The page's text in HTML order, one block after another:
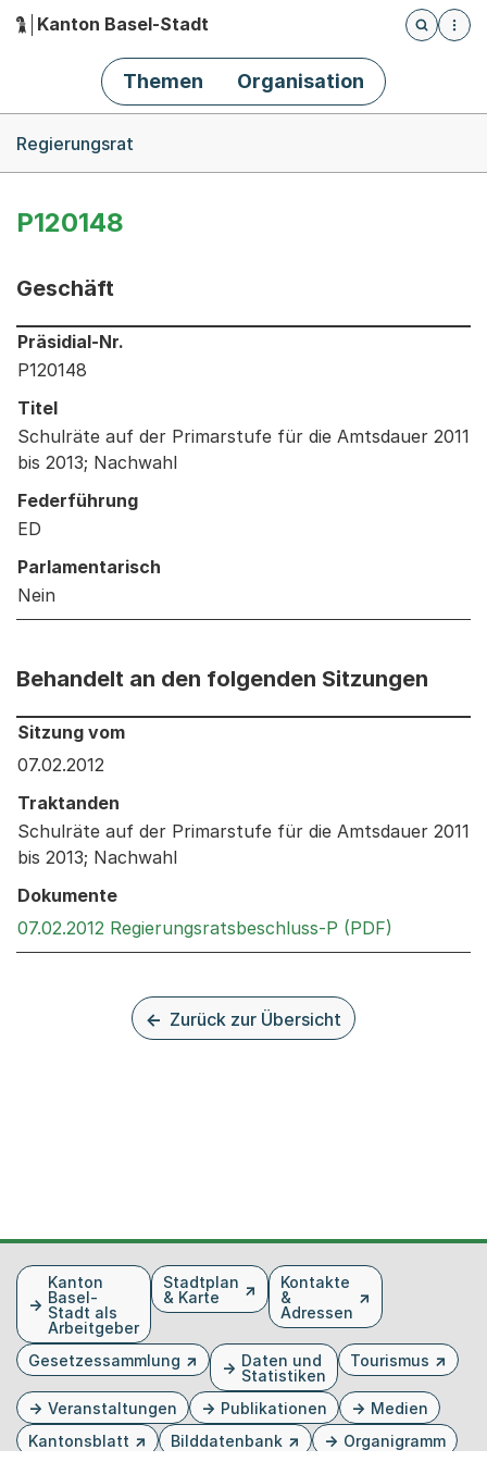
Hauptnavigation
Kanton Basel-Stadt
Öffnet
Themen Organisation
Regierungsrat
P120148
Geschäft
Informationen zum Ausgewählten Geschäft
Präsidial-Nr.
P120148
Titel
Schulräte auf der Primarstufe für die Amtsdauer 2011
bis 2013; Nachwahl
Federführung
ED
Parlamentarisch
Nein
Behandelt an den folgenden Sitzungen
Behandelt an den folgenden Sitzungen: Informationen
Sitzung vom
07.02.2012
Traktanden
Schulräte auf der Primarstufe für die Amtsdauer 2011
bis 2013; Nachwahl
Dokumente
07.02.2012 Regierungsratsbeschluss-P (PDF)
Zurück zur Übersicht
FusszeileKanton
Basel-
Stadt als
Arbeitgeber
Stadtplan
& Karte
Kontakte
&
Adressen
Gesetzessammlung
Daten und
Statistiken
Tourismus
Veranstaltungen Publikationen
Medien
Kantonsblatt
Bilddatenbank Organigramm